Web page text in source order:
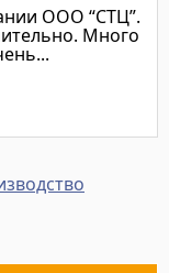
ООО “СТЦ”.
Много